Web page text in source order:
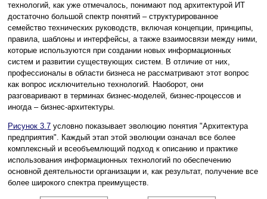
технологий, как уже отмечалось, понимают под архитектурой ИТ
достаточно большой спектр понятий – структурированное
семейство технических руководств, включая концепции, принципы,
правила, шаблоны и интерфейсы, а также взаимосвязи между ними,
которые используются при создании новых информационных
систем и развитии существующих систем. В отличие от них,
профессионалы в области бизнеса не рассматривают этот вопрос
как вопрос исключительно технологий. Наоборот, они
разговаривают в терминах бизнес-моделей, бизнес-процессов и
иногда – бизнес-архитектуры.
Рисунок 3.7 условно показывает эволюцию понятия "Архитектура
предприятия". Каждый этап этой эволюции означал все более
комплексный и всеобъемлющий подход к описанию и практике
использования информационных технологий по обеспечению
основной деятельности организации и, как результат, получение все
более широкого спектра преимуществ.